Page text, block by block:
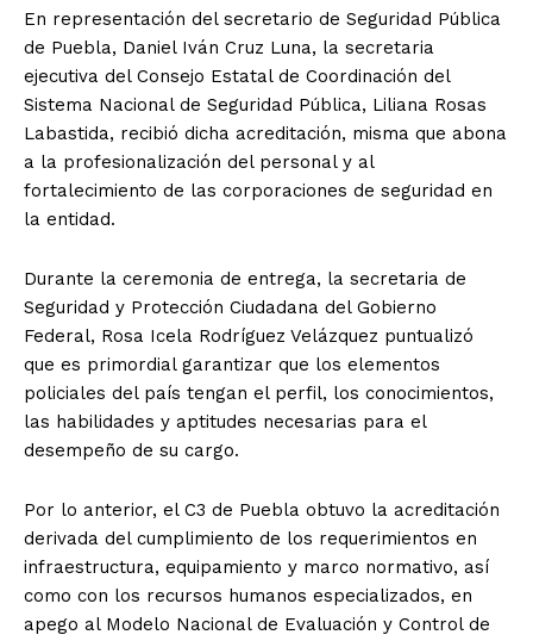
En representación del secretario de Seguridad Pública
de Puebla, Daniel Iván Cruz Luna, la secretaria
ejecutiva del Consejo Estatal de Coordinación del
Sistema Nacional de Seguridad Pública, Liliana Rosas
Labastida, recibió dicha acreditación, misma que abona
a la profesionalización del personal y al
fortalecimiento de las corporaciones de seguridad en
la entidad.
Durante la ceremonia de entrega, la secretaria de
Seguridad y Protección Ciudadana del Gobierno
Federal, Rosa Icela Rodríguez Velázquez puntualizó
que es primordial garantizar que los elementos
policiales del país tengan el perfil, los conocimientos,
las habilidades y aptitudes necesarias para el
desempeño de su cargo.
Por lo anterior, el C3 de Puebla obtuvo la acreditación
derivada del cumplimiento de los requerimientos en
infraestructura, equipamiento y marco normativo, así
como con los recursos humanos especializados, en
apego al Modelo Nacional de Evaluación y Control de